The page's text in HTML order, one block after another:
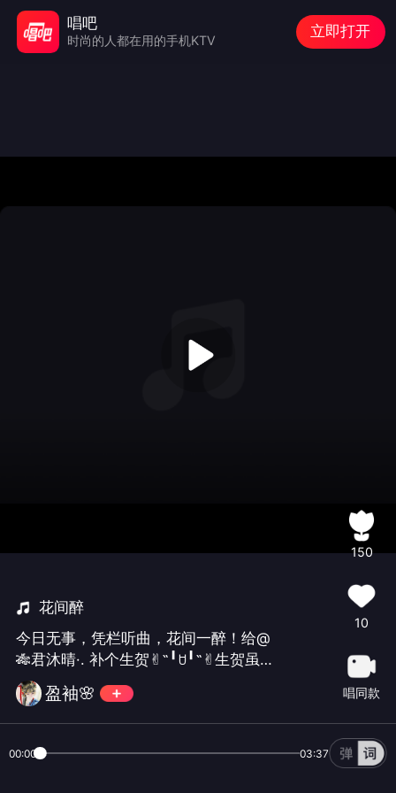
花间醉
今日无事，凭栏听曲，花间一醉！给@
🎋君沐晴·. 补个生贺✌︎˶╹ꇴ╹˶✌︎生贺虽
迟，祝福满溢，愿晴晴闻鸟鸣悦耳，青
草芳香，果子清甜，所触及之事皆温
柔。#古风#
盈袖🌸
150
10
唱同款
00:00 03:37
唱吧
时尚的人都在用的手机KTV
立即打开